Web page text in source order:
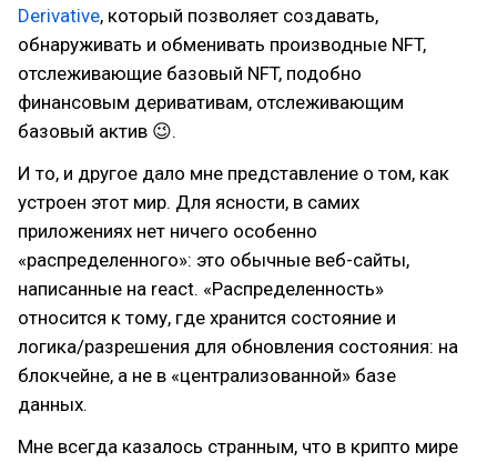
Derivative, который позволяет создавать,
обнаруживать и обменивать производные NFT,
отслеживающие базовый NFT, подобно
финансовым деривативам, отслеживающим
базовый актив 😉.
И то, и другое дало мне представление о том, как
устроен этот мир. Для ясности, в самих
приложениях нет ничего особенно
«распределенного»: это обычные веб-сайты,
написанные на react. «Распределенность»
относится к тому, где хранится состояние и
логика/разрешения для обновления состояния: на
блокчейне, а не в «централизованной» базе
данных.
Мне всегда казалось странным, что в крипто мире